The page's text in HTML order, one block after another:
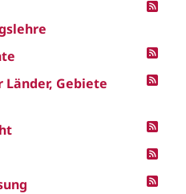
Länder, Gebiete